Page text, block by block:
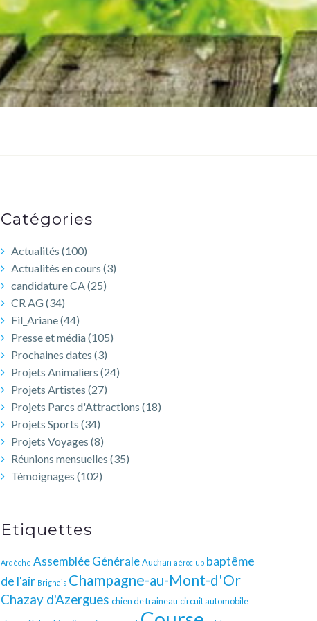
Catégories
Actualités (100)
Actualités en cours (3)
candidature CA (25)
CR AG(34)
Fil_Ariane(44)
Presse et média(105)
Prochaines dates (3)
Projets Animaliers (24)
Projets Artistes (27)
Projets Parcs d'Attractions (18)
Projets Sports (34)
Projets Voyages (8)
Réunions mensuelles (35)
Témoignages (102)
Etiquettes
Ardèche Assemblée GénéraleAuchan aéroclub baptême
de l'air Brignais Champagne-au-Mont-d'Or
Chazay d'Azergues chien de traineau circuit automobile